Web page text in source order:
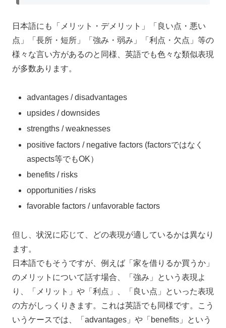
日本語にも「メリット・デメリット」「良い点・悪い
点」「長所・短所」「強み・弱み」「利点・欠点」等の
様々な言い方があるのと同様、英語でも色々な類似表現
が多数あります。
advantages / disadvantages
upsides / downsides
strengths / weaknesses
positive factors / negative factors (factorsではなく
aspects等でもOK）
benefits / risks
opportunities / risks
favorable factors / unfavorable factors
但し、状況に応じて、どの表現が適しているかは異なり
ます。
日本語でもそうですが、例えば「家を借りるか買うか」
のメリットについて話す場合、「強み」という表現よ
り、「メリット」や「利点」、「良い点」といった表現
の方がしっくりきます。これは英語でも同様です。こう
いうケースでは、「advantages」や「benefits」という